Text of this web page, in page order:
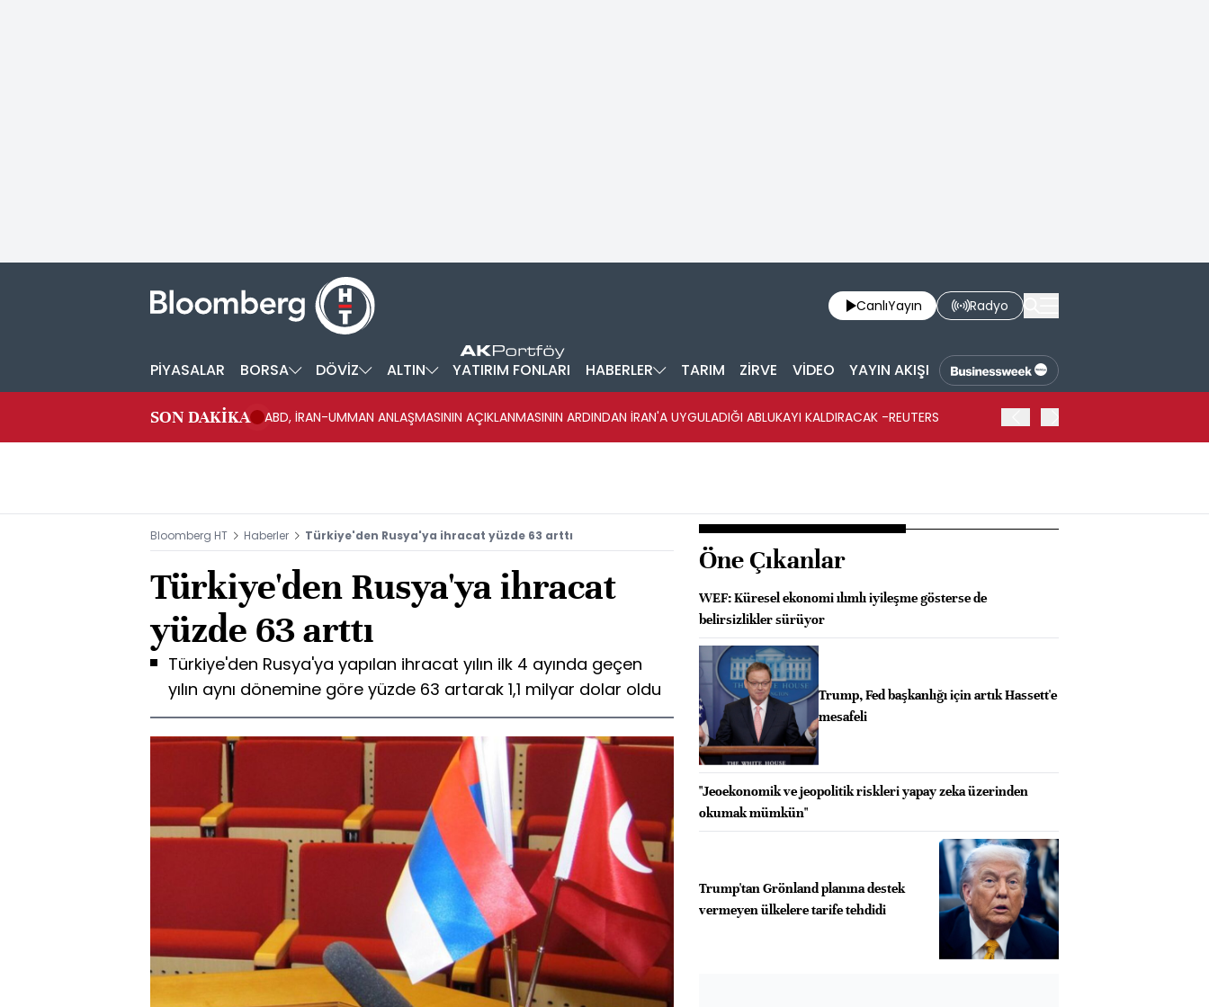
CanlıYayın Radyo
PİYASALAR BORSA DÖVİZ ALTIN YATIRIM FONLARI HABERLER TARIM ZİRVE VİDEO YAYIN AKIŞI
SON DAKİKA ABD, İRAN-UMMAN ANLAŞMASININ AÇIKLANMASININ ARDINDAN İRAN'A UYGULADIĞI ABLUKAYI KALDIRACAK -REUTERS
Bloomberg HT Haberler Türkiye'den Rusya'ya ihracat yüzde 63 arttı
Türkiye'den Rusya'ya ihracat
yüzde 63 arttı
Türkiye'den Rusya'ya yapılan ihracat yılın ilk 4 ayında geçen
yılın aynı dönemine göre yüzde 63 artarak 1,1 milyar dolar oldu
Öne Çıkanlar
WEF: Küresel ekonomi ılımlı iyileşme gösterse de
belirsizlikler sürüyor
Trump, Fed başkanlığı için artık Hassett'e
mesafeli
"Jeoekonomik ve jeopolitik riskleri yapay zeka üzerinden
okumak mümkün"
Trump'tan Grönland planına destek
vermeyen ülkelere tarife tehdidi